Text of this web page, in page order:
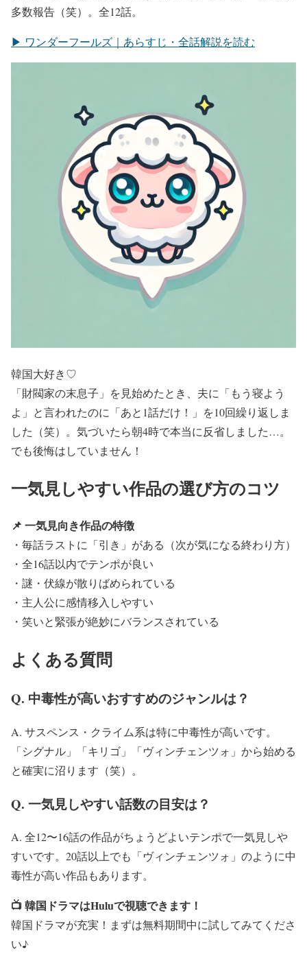
多数報告（笑）。全12話。
▶ ワンダーフールズ｜あらすじ・全話解説を読む
韓国大好き♡
「財閥家の末息子」を見始めたとき、夫に「もう寝よう
よ」と言われたのに「あと1話だけ！」を10回繰り返しま
した（笑）。気づいたら朝4時で本当に反省しました…。
でも後悔はしていません！
一気見しやすい作品の選び方のコツ
📌 一気見向き作品の特徴
・毎話ラストに「引き」がある（次が気になる終わり方）
・全16話以内でテンポが良い
・謎・伏線が散りばめられている
・主人公に感情移入しやすい
・笑いと緊張が絶妙にバランスされている
よくある質問
Q. 中毒性が高いおすすめのジャンルは？
A. サスペンス・クライム系は特に中毒性が高いです。
「シグナル」「キリゴ」「ヴィンチェンツォ」から始める
と確実に沼ります（笑）。
Q. 一気見しやすい話数の目安は？
A. 全12〜16話の作品がちょうどよいテンポで一気見しや
すいです。20話以上でも「ヴィンチェンツォ」のように中
毒性が高い作品もあります。
📺 韓国ドラマはHuluで視聴できます！
韓国ドラマが充実！まずは無料期間中に試してみてくださ
い♪